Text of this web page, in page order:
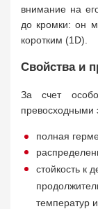
внимание на
до кромки: он
коротким (1D).
Свойства и
За счет
превосходными
полная
стойкость к
температур